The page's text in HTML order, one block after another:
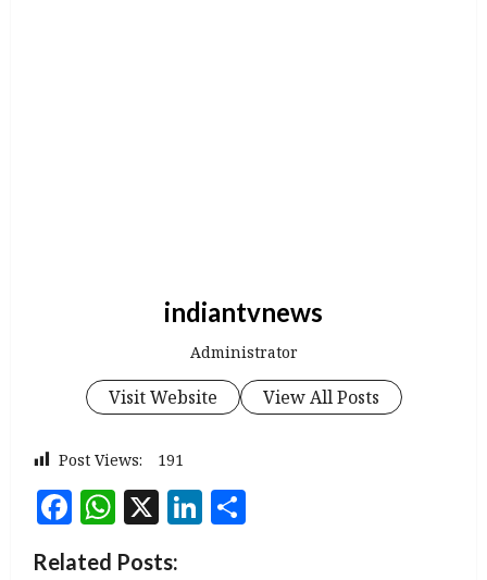
indiantvnews
Administrator
Visit Website View All Posts
Post Views: 191
Facebook
WhatsApp
X LinkedIn
Related Posts: